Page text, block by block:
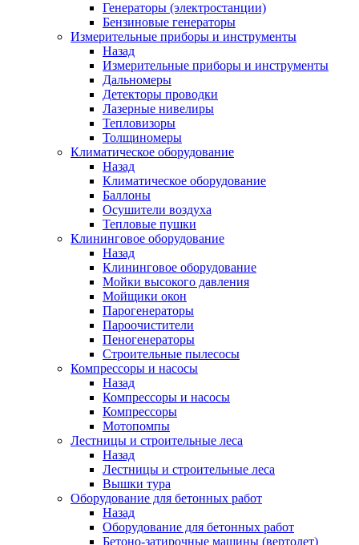
Генераторы (электростанции)
Бензиновые генераторы
Измерительные приборы и инструменты
Назад
Измерительные приборы и инструменты
Дальномеры
Детекторы проводки
Лазерные нивелиры
Тепловизоры
Толщиномеры
Климатическое оборудование
Назад
Климатическое оборудование
Баллоны
Осушители воздуха
Тепловые пушки
Клининговое оборудование
Назад
Клининговое оборудование
Мойки высокого давления
Мойщики окон
Парогенераторы
Пароочистители
Пеногенераторы
Строительные пылесосы
Компрессоры и насосы
Назад
Компрессоры и насосы
Компрессоры
Мотопомпы
Лестницы и строительные леса
Назад
Лестницы и строительные леса
Вышки тура
Оборудование для бетонных работ
Назад
Оборудование для бетонных работ
Бетоно-затирочные машины (вертолет)